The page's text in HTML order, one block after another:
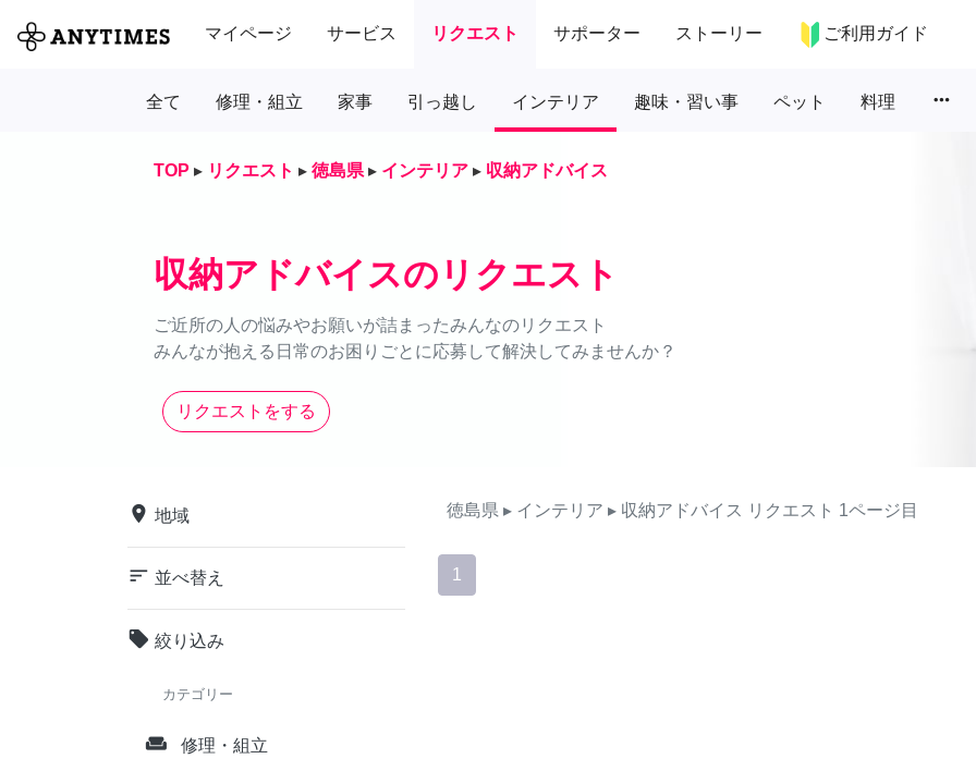
マイページ サービス リクエスト サポーター ストーリー ご利用ガイド
全て 修理・組立 家事 引っ越し インテリア 趣味・習い事 ペット 料理 more_horiz
TOP ▸ リクエスト ▸ 徳島県 ▸ インテリア ▸ 収納アドバイス
収納アドバイスのリクエスト
ご近所の人の悩みやお願いが詰まったみんなのリクエスト
みんなが抱える日常のお困りごとに応募して解決してみませんか？
リクエストをする
place 地域
sort 並べ替え
local_offer 絞り込み
カテゴリー
weekend 修理・組立
徳島県 ▸ インテリア ▸ 収納アドバイス リクエスト 1ページ目
1